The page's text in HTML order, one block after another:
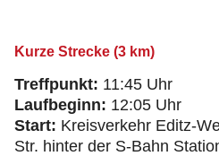
Kurze Strecke (3 km)
Treffpunkt: 11:45 Uhr
Laufbeginn: 12:05 Uhr
Start: Kreisverkehr Editz-
Str. hinter der S-Bahn